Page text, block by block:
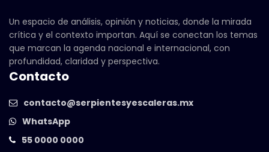
Un espacio de análisis, opinión y noticias, donde la mirada
crítica y el contexto importan. Aquí se conectan los temas
que marcan la agenda nacional e internacional, con
profundidad, claridad y perspectiva.
Contacto
contacto@serpientesyescaleras.mx
WhatsApp
55 0000 0000